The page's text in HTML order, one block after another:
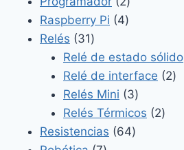
productos
Raspberry Pi 44
Relés 3131
productos
Relé de estado sólido
Relé de interface 22
Relés Mini 33
productos
Relés Térmicos 22
Resistencias 6464